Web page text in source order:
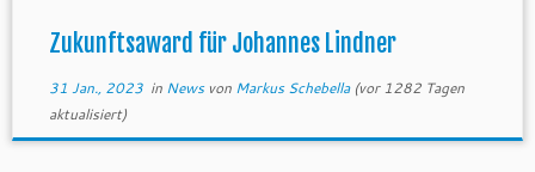
Zukunftsaward für Johannes Lindner
31 Jan., 2023in News von Markus Schebella(vor 1282 Tagen
aktualisiert)